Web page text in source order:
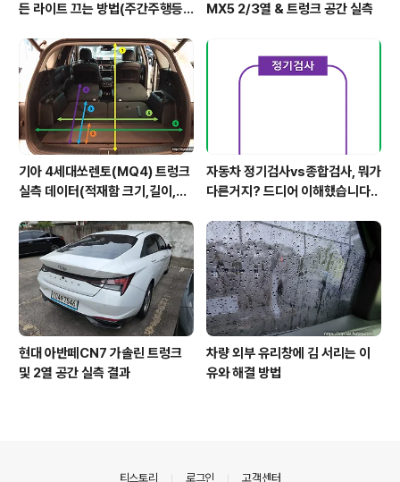
든 라이트 끄는 방법(주간주행등D
MX5 2/3열 & 트렁크 공간 실측
기아 4세대쏘렌토(MQ4) 트렁크
실측 데이터(적재함 크기,길이,높
자동차 정기검사vs종합검사, 뭐가
다른거지? 드디어 이해했습니다..
현대 아반떼CN7 가솔린 트렁크
및 2열 공간 실측 결과
차량 외부 유리창에 김 서리는 이
유와 해결 방법
티스토리 로그인 고객센터